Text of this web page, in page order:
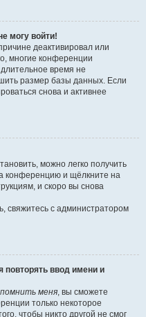
могу войти!
деактивировал или
многие конференции
время не
размер базы данных. Если
снова и активнее
можно легко получить
конференцию и щёлкните на
и скоро вы снова
свяжитесь с администратором
повторять ввод имени и
меня, вы сможете
только некоторое
чтобы никто другой не смог